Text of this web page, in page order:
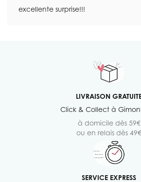
excellente surprise!!!
LIVRAISON
Click & Collect à
à domicile dès 59€
ou en relais dès 49€
SERVICE EXPRESS